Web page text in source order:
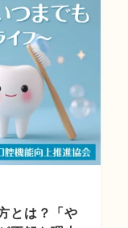
とは？「や